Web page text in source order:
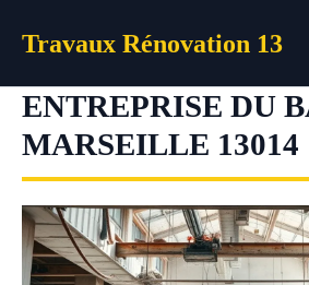
Travaux Rénovation 13
ENTREPRISE DU
MARSEILLE 13014